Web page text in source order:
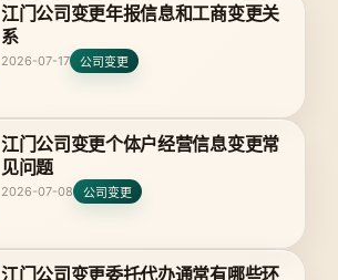
江门公司变更年报信息和工商变更关
系
2026-07-17 公司变更
江门公司变更个体户经营信息变更常
见问题
2026-07-08 公司变更
江门公司变更委托代办通常有哪些环